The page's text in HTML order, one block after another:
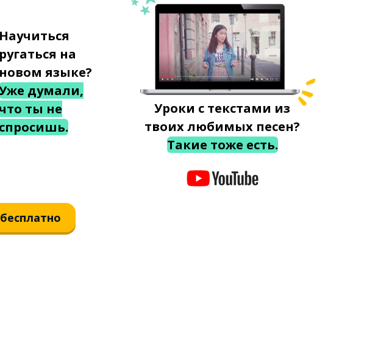
Научиться
ругаться на
новом языке?
думали,
что ты не
спросишь.
Уроки с текстами из
твоих любимых песен?
Такие тоже есть.